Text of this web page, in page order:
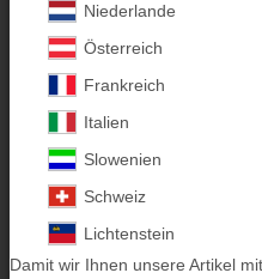
Niederlande
Österreich
Frankreich
Italien
Slowenien
Schweiz
Lichtenstein
Damit wir Ihnen unsere Artikel